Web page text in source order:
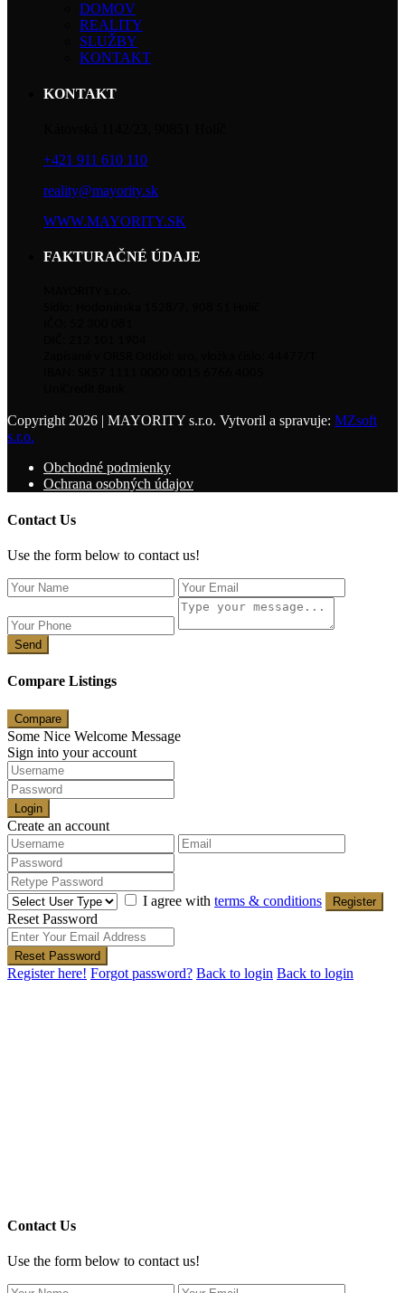
DOMOV
REALITY
SLUŽBY
KONTAKT
KONTAKT
+421 911 610 110
reality@mayority.sk
WWW.MAYORITY.SK
FAKTURAČNÉ ÚDAJE
Copyright 2026 | MAYORITY s.r.o. Vytvoril a spravuje: MZsoft
s.r.o.
Obchodné podmienky
Ochrana osobných údajov
Contact Us
Use the form below to contact us!
Send
Compare Listings
Compare
Some Nice Welcome Message
Sign into your account
Login
Create an account
I agree with terms & conditions Register
Reset Password
Reset Password
Register here! Forgot password? Back to login Back to login
Contact Us
Use the form below to contact us!